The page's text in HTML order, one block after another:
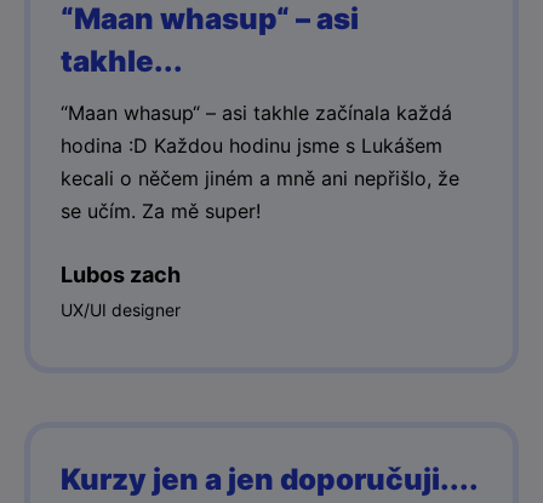
“Maan whasup“ – asi
takhle...
“Maan whasup“ – asi takhle začínala každá
hodina :D Každou hodinu jsme s Lukášem
kecali o něčem jiném a mně ani nepřišlo, že
se učím. Za mě super!
Lubos zach
UX/UI designer
Kurzy jen a jen doporučuji....